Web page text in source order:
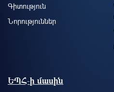
Գիտություն
Նորություններ
ԵՊՀ-ի մասին